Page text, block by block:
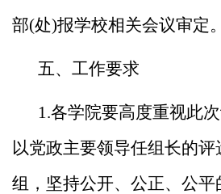
部(处)报学校相关会议审定。
五、工作要求
1.各学院要高度重视此
以党政主要领导任组长的评
组，坚持公开、公正、公平